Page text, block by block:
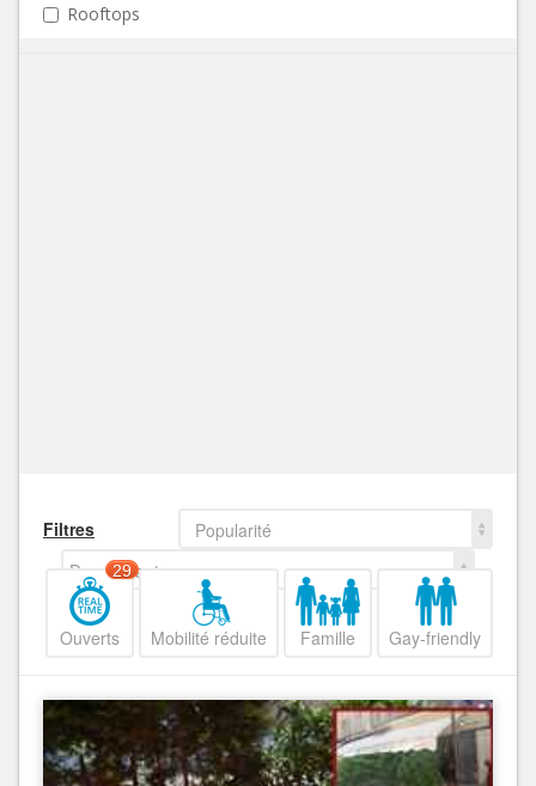
Rooftops
Filtres
Popularité
Decroissant
Ouverts
29
Mobilité réduite Famille Gay-friendly